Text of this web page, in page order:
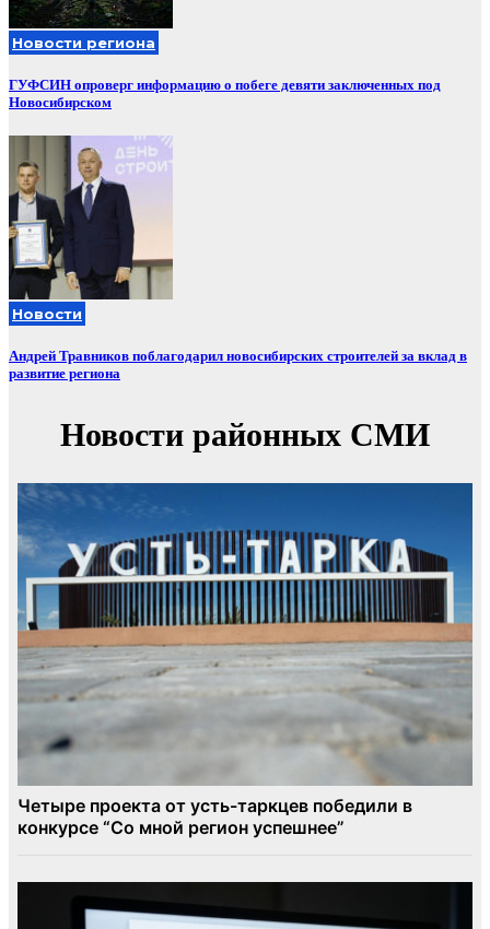
Новости региона
ГУФСИН опроверг информацию о побеге девяти заключенных под
Новосибирском
Новости
Андрей Травников поблагодарил новосибирских строителей за вклад в
развитие региона